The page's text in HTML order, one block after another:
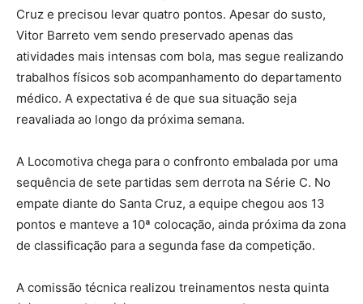
Cruz e precisou levar quatro pontos. Apesar do susto,
Vitor Barreto vem sendo preservado apenas das
atividades mais intensas com bola, mas segue realizando
trabalhos físicos sob acompanhamento do departamento
médico. A expectativa é de que sua situação seja
reavaliada ao longo da próxima semana.
A Locomotiva chega para o confronto embalada por uma
sequência de sete partidas sem derrota na Série C. No
empate diante do Santa Cruz, a equipe chegou aos 13
pontos e manteve a 10ª colocação, ainda próxima da zona
de classificação para a segunda fase da competição.
A comissão técnica realizou treinamentos nesta quinta